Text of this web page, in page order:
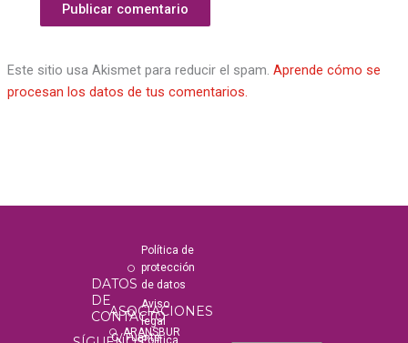
Este sitio usa Akismet para reducir el spam. Aprende cómo se
procesan los datos de tus comentarios.
DATOS
DE
CONTACTO
C/ Fuente
ASOCIACIONES
ARANSBUR
Política de
protección
de datos
Aviso
legal